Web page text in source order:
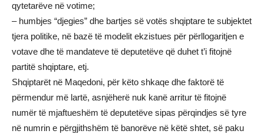
qytetarëve në votime;
– humbjes “djegies” dhe bartjes së votës shqiptare te subjektet
tjera politike, në bazë të modelit ekzistues për përllogaritjen e
votave dhe të mandateve të deputetëve që duhet t’i fitojnë
partitë shqiptare, etj.
Shqiptarët në Maqedoni, për këto shkaqe dhe faktorë të
përmendur më lartë, asnjëherë nuk kanë arritur të fitojnë
numër të mjaftueshëm të deputetëve sipas përqindjes së tyre
në numrin e përgjithshëm të banorëve në këtë shtet, së paku